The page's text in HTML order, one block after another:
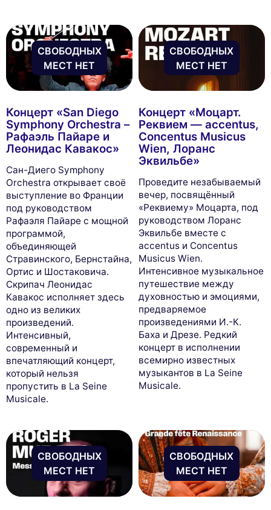
СВОБОДНЫХ
МЕСТ НЕТ
Концерт «San Diego
Symphony Orchestra –
Рафаэль Пайаре и
Леонидас Кавакос»
Сан-Диего Symphony
Orchestra открывает своё
выступление во Франции
под руководством
Рафаэля Пайаре с мощной
программой,
объединяющей
Стравинского, Бернстайна,
Ортис и Шостаковича.
Скрипач Леонидас
Кавакос исполняет здесь
одно из великих
произведений.
Интенсивный,
современный и
впечатляющий концерт,
который нельзя
пропустить в La Seine
Musicale.
СВОБОДНЫХ
МЕСТ НЕТ
Концерт «Моцарт.
Реквием — accentus,
Concentus Musicus
Wien, Лоранс
Эквильбе»
Проведите незабываемый
вечер, посвящённый
«Реквиему» Моцарта, под
руководством Лоранс
Эквильбе вместе с
accentus и Concentus
Musicus Wien.
Интенсивное музыкальное
путешествие между
духовностью и эмоциями,
предваряемое
произведениями И.-К.
Баха и Дрезе. Редкий
концерт в исполнении
всемирно известных
музыкантов в La Seine
Musicale.
СВОБОДНЫХ
МЕСТ НЕТ
СВОБОДНЫХ
МЕСТ НЕТ